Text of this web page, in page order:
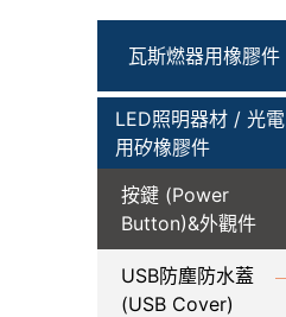
瓦斯燃器用橡膠件
LED照明器材 / 光電
用矽橡膠件
按鍵 (Power
Button)&外觀件
USB防塵防水蓋
(USB Cover)